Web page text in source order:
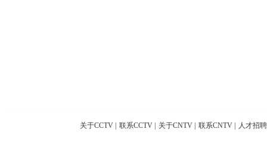
关于CCTV | 联系CCTV | 关于CNTV | 联系CNTV | 人才招聘